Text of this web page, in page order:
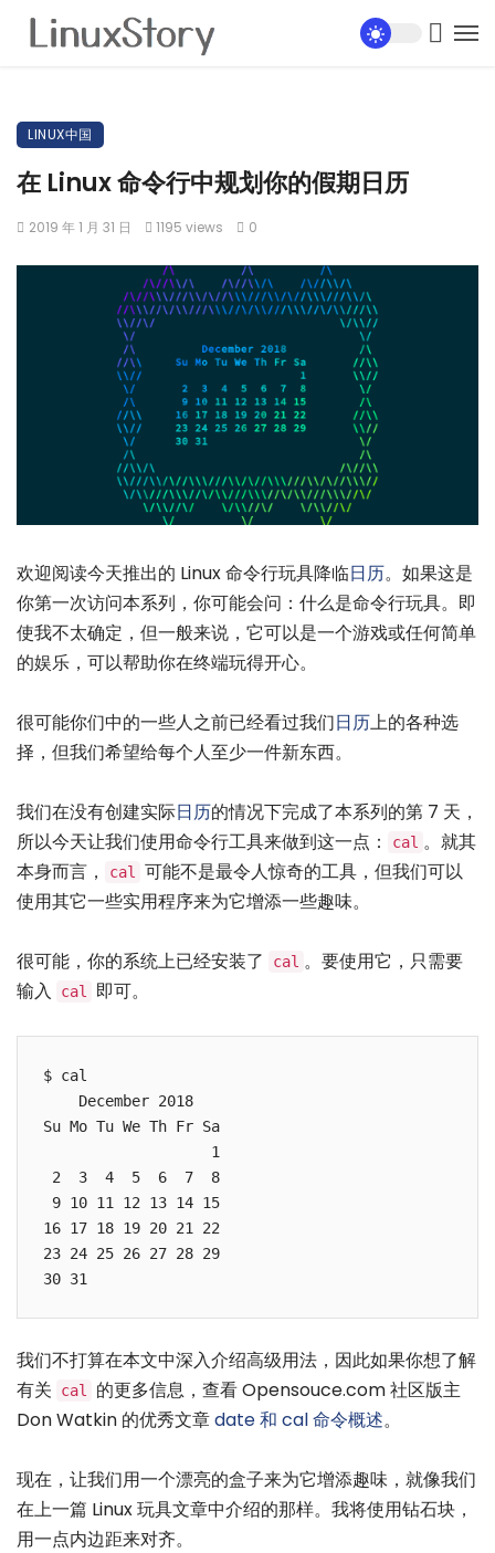
LINUX中国
在 Linux 命令行中规划你的假期日历
2019 年 1 月 31 日 1195 views 0
欢迎阅读今天推出的 Linux 命令行玩具降临日历。如果这是
你第一次访问本系列，你可能会问：什么是命令行玩具。即
使我不太确定，但一般来说，它可以是一个游戏或任何简单
的娱乐，可以帮助你在终端玩得开心。
很可能你们中的一些人之前已经看过我们日历上的各种选
择，但我们希望给每个人至少一件新东西。
我们在没有创建实际日历的情况下完成了本系列的第 7 天，
所以今天让我们使用命令行工具来做到这一点：
cal 。就其
本身而言，
cal
可能不是最令人惊奇的工具，但我们可以
使用其它一些实用程序来为它增添一些趣味。
很可能，你的系统上已经安装了 cal 。要使用它，只需要
输入
cal 即可。
$ cal
Su Mo Tu We Th Fr Sa
16 17 18 19 20 21 22
23 24 25 26 27 28 29
30 31
我们不打算在本文中深入介绍高级用法，因此如果你想了解
有关
cal
的更多信息，查看 Opensouce.com 社区版主
Don Watkin 的优秀文章date 和 cal 命令概述。
现在，让我们用一个漂亮的盒子来为它增添趣味，就像我们
在上一篇 Linux 玩具文章中介绍的那样。我将使用钻石块，
用一点内边距来对齐。